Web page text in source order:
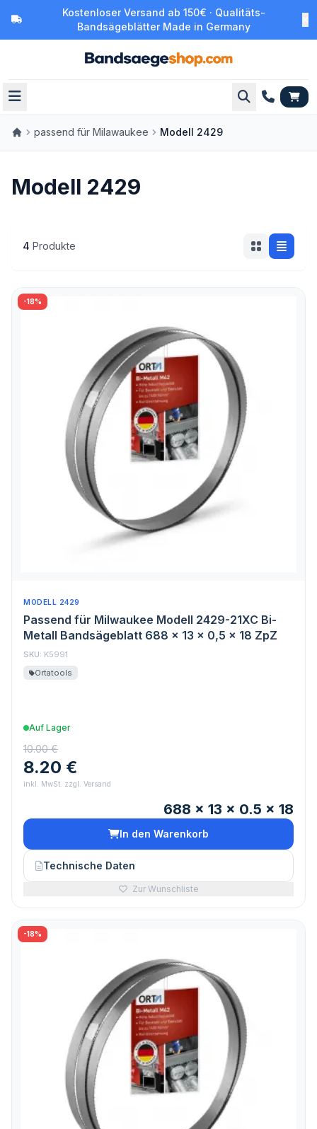
Kostenloser Versand ab 150€ · Qualitäts-
Bandsägeblätter Made in Germany
passend für Milawaukee Modell 2429
Modell 2429
4 Produkte
-18%
MODELL 2429
Passend für Milwaukee Modell 2429-21XC Bi-
Metall Bandsägeblatt 688 x 13 x 0,5 x 18 ZpZ
SKU: K5991
Ortatools
Auf Lager
10.00 €
8.20 €
inkl. MwSt. zzgl. Versand
688 x 13 x 0.5 x 18
In den Warenkorb
Technische Daten
Zur Wunschliste
-18%